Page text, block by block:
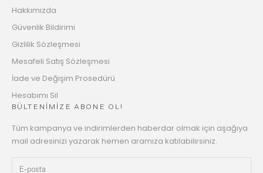
Hakkımızda
Güvenlik Bildirimi
Gizlilik Sözleşmesi
Mesafeli Satış Sözleşmesi
İade ve Değişim Prosedürü
Hesabımı Sil
BÜLTENİMİZE ABONE OL!
Tüm kampanya ve indirimlerden haberdar olmak için aşağıya
mail adresinizi yazarak hemen aramıza katılabilirsiniz.